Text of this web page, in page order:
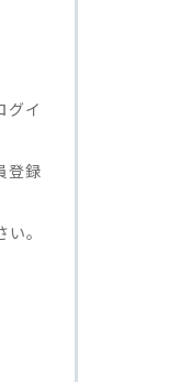
グイ
登録
。